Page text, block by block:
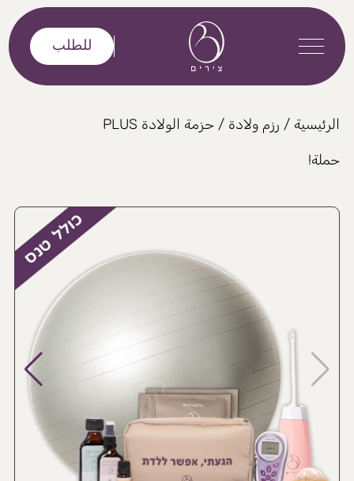
تخطى إلى المحتوى
للطلب
الرئيسية / رزم ولادة / حزمة الولادة PLUS
حملة!